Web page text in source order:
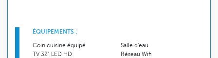
ÉQUIPEMENTS :
Coin cuisine équipé
TV 32" LED HD
Salle d'eau
Réseau Wifi